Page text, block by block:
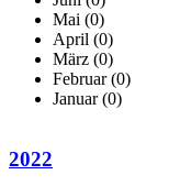
Mai (0)
April (0)
März (0)
Februar(0)
Januar(0)
2022